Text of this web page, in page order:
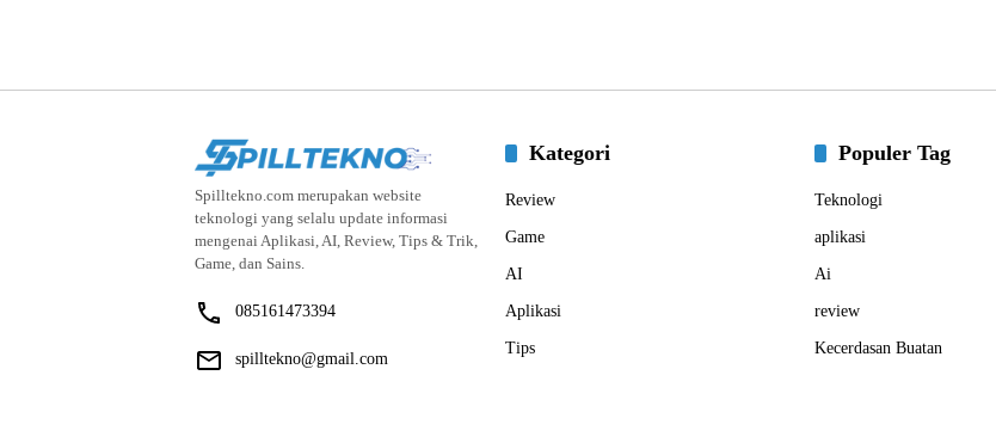
Spilltekno.com merupakan website
teknologi yang selalu update informasi
mengenai Aplikasi, AI, Review, Tips & Trik,
Game, dan Sains.
085161473394
spilltekno@gmail.com
Kategori
Review
Game
AI
Aplikasi
Tips
Populer Tag
Teknologi
aplikasi
Ai
review
Kecerdasan Buatan